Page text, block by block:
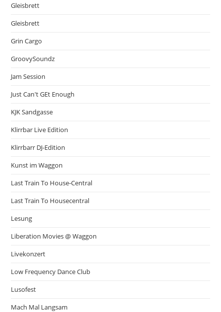
Gleisbrett
Gleisbrett
Grin Cargo
GroovySoundz
Jam Session
Just Can't GEt Enough
KJK Sandgasse
Klirrbar Live Edition
Klirrbarr DJ-Edition
Kunst im Waggon
Last Train To House-Central
Last Train To Housecentral
Lesung
Liberation Movies @ Waggon
Livekonzert
Low Frequency Dance Club
Lusofest
Mach Mal Langsam